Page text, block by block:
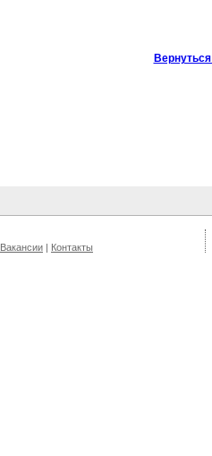
Вакансии | Контакты